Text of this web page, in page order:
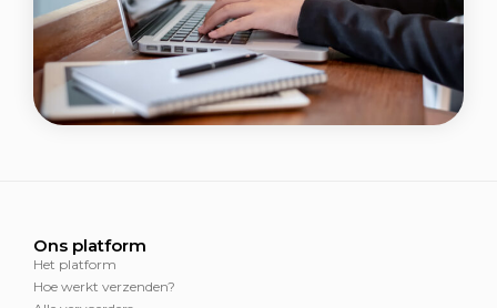
Ons platform
Het platform
Hoe werkt verzenden?